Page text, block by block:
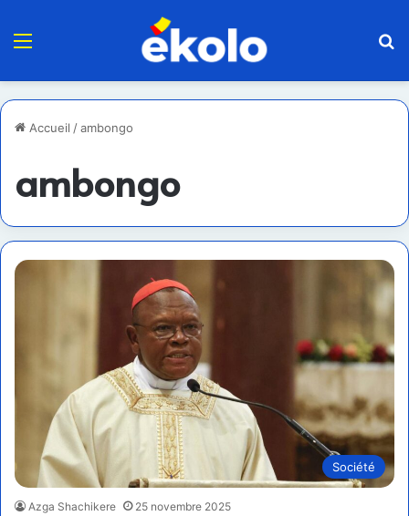
Menu
Accueil /ambongo
ambongo
Société
Azga Shachikere 25 novembre 2025